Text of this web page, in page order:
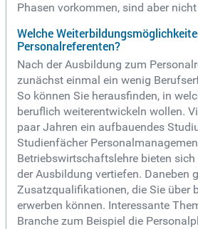
Phasen vorkommen, sind aber nicht
Welche
Personalreferenten?
Nach der Ausbildung zum
zunächst einmal ein wenig
So können Sie herausfinden, in
beruflich weiterentwickeln wollen.
paar Jahren ein aufbauendes
Studienfächer
Betriebswirtschaftslehre bieten
der Ausbildung vertiefen. Daneben
Zusatzqualifikationen, die Sie über
erwerben können. Interessante
Branche zum Beispiel die